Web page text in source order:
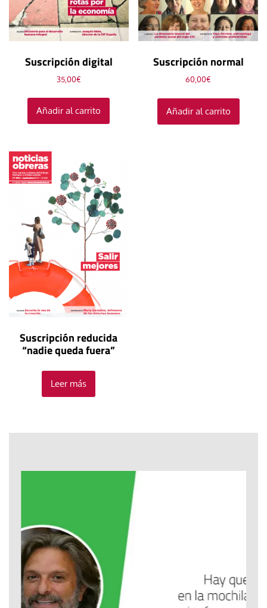
Suscripción digital
35,00€
Añadir al carrito
Suscripción normal
60,00€
Añadir al carrito
Suscripción reducida
“nadie queda fuera”
Leer más